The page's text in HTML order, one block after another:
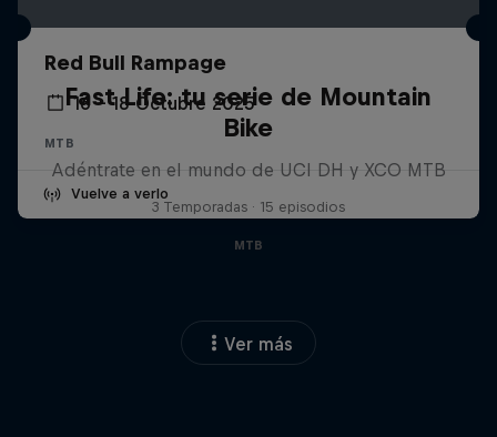
Red Bull Rampage
16 – 18 Octubre 2025
MTB
Vuelve a verlo
Fast Life: tu serie de Mountain
Bike
Adéntrate en el mundo de UCI DH y XCO MTB
3 Temporadas · 15 episodios
MTB
Ver más